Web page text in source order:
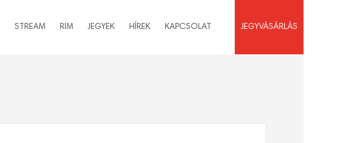
STREAM RIM JEGYEK HÍREK KAPCSOLAT JEGYVÁSÁRLÁS